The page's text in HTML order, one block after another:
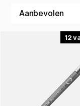
handschrift.
Met een slijtvaste
nauwkeurige lijnen.
of sjablonen – net
architect als bij een
niet door papier
markeerstiften,
samengaat met
12